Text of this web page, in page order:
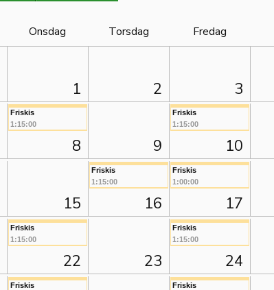
Onsdag Torsdag Fredag
1 2 3
Friskis
1:15:00
8 9
Friskis
1:15:00
10
15
Friskis
1:15:00
16
Friskis
1:00:00
17
Friskis
1:15:00
22 23
Friskis
1:15:00
24
Friskis
Friskis